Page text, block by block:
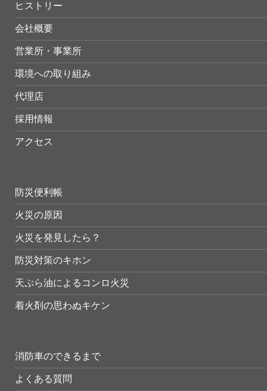
ヒストリー
会社概要
営業所・事業所
環境への取り組み
代理店
採用情報
アクセス
防災便利帳
火災の原因
火災を発見したら？
防災対策のキホン
天ぷら油によるコンロ火災
着火剤の思わぬキケン
消防車のできるまで
よくある質問